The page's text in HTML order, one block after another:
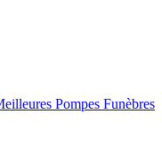
Pompes Funèbres